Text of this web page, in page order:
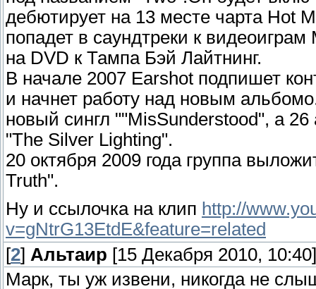
дебютирует на 13 месте чарта Hot
попадет в саундтреки к
на DVD к Тампа Бэй Лайтнинг.
В начале 2007 Earshot подпишет
и начнет работу над новым
новый сингл ""MisSunderstood", а
"The Silver Lighting".
20 октября 2009 года группа
Truth".
Ну и ссылочка на клип http://
v=gNtrG13EtdE&feature=related
[2] Альтаир [15 Декабря 2010, 10:40]
Марк, ты уж извени, никогда не